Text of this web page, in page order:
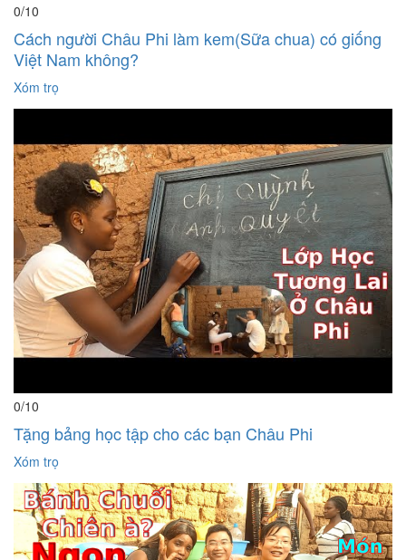
0/10
Cách người Châu Phi làm kem(Sữa chua) có giống
Việt Nam không?
Xóm trọ
0/10
Tặng bảng học tập cho các bạn Châu Phi
Xóm trọ